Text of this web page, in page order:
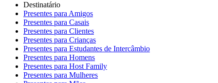
Destinatário
Presentes para Amigos
Presentes para Casais
Presentes para Clientes
Presentes para Crianças
Presentes para Estudantes de Intercâmbio
Presentes para Homens
Presentes para Host Family
Presentes para Mulheres